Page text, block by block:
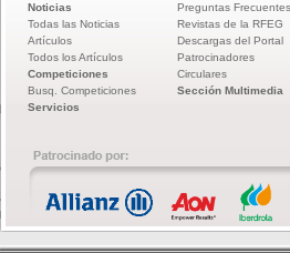
Noticias
Todas las Noticias
Artículos
Todos los Artículos
Competiciones
Busq. Competiciones
Servicios
Preguntas Frecuentes
Revistas de la RFEG
Descargas del Portal
Patrocinadores
Circulares
Sección Multimedia